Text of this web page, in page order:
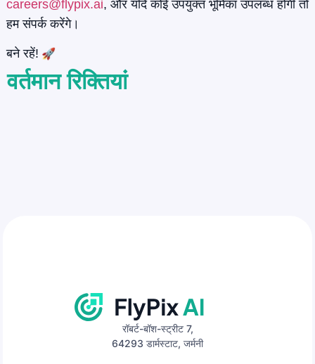
careers@flypix.ai, और यदि कोई उपयुक्त भूमिका उपलब्ध होगी तो
हम संपर्क करेंगे।
बने रहें!
वर्तमान रिक्तियां
रॉबर्ट-बॉश-स्ट्रीट 7,
64293 डार्मस्टाट, जर्मनी